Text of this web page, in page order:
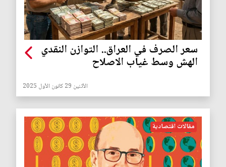
سعر الصرف في العراق.. التوازن النقدي
الهش وسط غياب الاصلاح
الأثنين 29 كانون الأول 2025
مقالات اقتصادية